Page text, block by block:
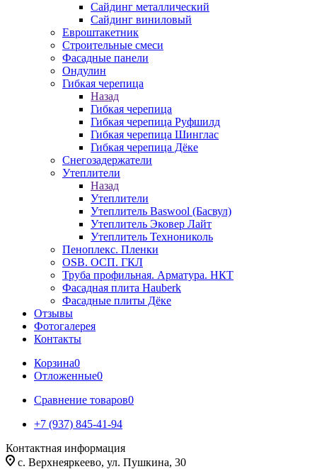
Сайдинг металлический
Сайдинг виниловый
Евроштакетник
Строительные смеси
Фасадные панели
Ондулин
Гибкая черепица
Назад
Гибкая черепица
Гибкая черепица Руфшилд
Гибкая черепица Шинглас
Гибкая черепица Дёке
Снегозадержатели
Утеплители
Назад
Утеплители
Утеплитель Baswool (Басвул)
Утеплитель Эковер Лайт
Утеплитель Технониколь
Пеноплекс. Пленки
OSB. ОСП. ГКЛ
Труба профильная. Арматура. НКТ
Фасадная плита Hauberk
Фасадные плиты Дёке
Отзывы
Фотогалерея
Контакты
Корзина0
Отложенные0
Сравнение товаров0
+7 (937) 845-41-94
Контактная информация
с. Верхнеяркеево, ул. Пушкина, 30